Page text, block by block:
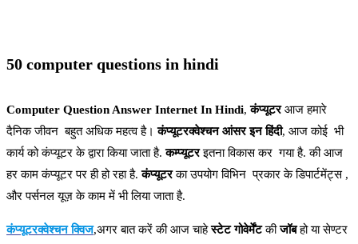
50 computer questions in hindi
Computer Question Answer Internet In Hindi,कंप्यूटरआज हमारे
दैनिक जीवन बहुत अधिक महत्व है। कंप्यूटरक्वेश्चन आंसर इन हिंदी, आज कोई भी
कार्य को कंप्यूटर के द्वारा किया जाता है.कम्प्यूटरइतना विकास कर गया है. की आज
हर काम कंप्यूटर पर ही हो रहा है.कंप्यूटरका उपयोग विभिन प्रकार के डिपार्टमेंट्स ,
और पर्सनल यूज़ के काम में भी लिया जाता है.
कंप्यूटरक्वेश्चन क्विज,अगर बात करें की आज चाहेस्टेट गोवेर्मेंटकीजॉबहो या सेण्टर